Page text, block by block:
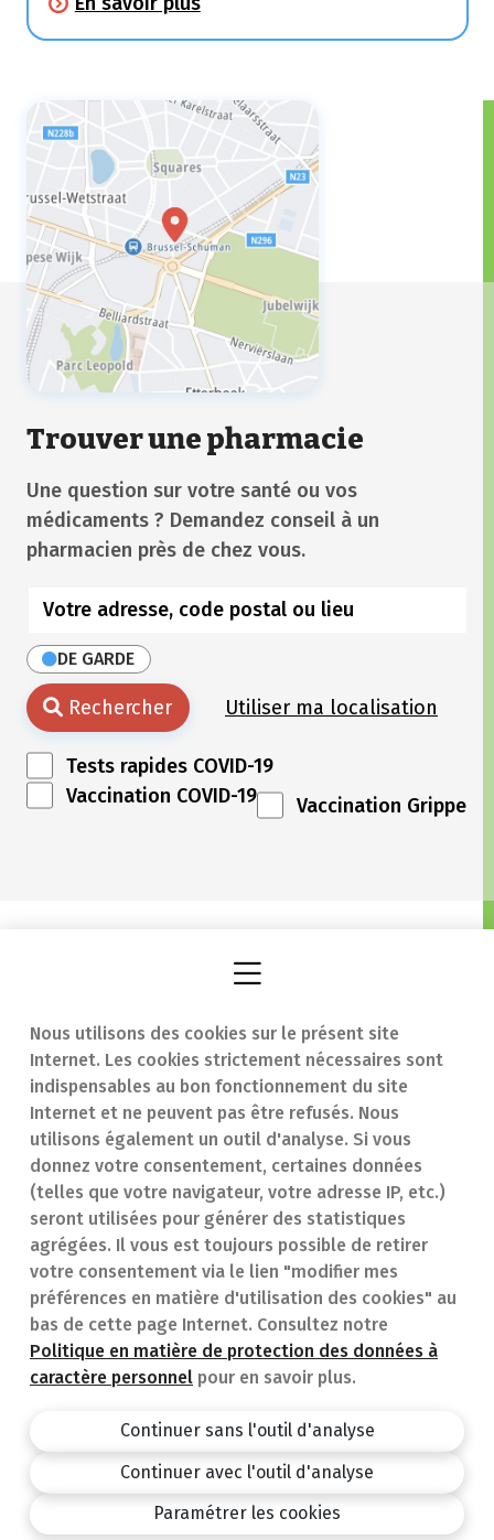
Nous utilisons des cookies sur le présent site
Internet. Les cookies strictement nécessaires sont
indispensables au bon fonctionnement du site
Internet et ne peuvent pas être refusés. Nous
utilisons également un outil d'analyse. Si vous
donnez votre consentement, certaines données
(telles que votre navigateur, votre adresse IP, etc.)
seront utilisées pour générer des statistiques
agrégées. Il vous est toujours possible de retirer
votre consentement via le lien "modifier mes
préférences en matière d'utilisation des cookies" au
bas de cette page Internet. Consultez notre
Politique en matière de protection des données à
caractère personnel pour en savoir plus.
Continuer sans l'outil d'analyse
Continuer avec l'outil d'analyse
Paramétrer les cookies
niveau des muqueuses du nez
(éternuements, écoulement nasal,
yeux (rougeurs, démangeaisons et
larmes).
Trouver une pharmacie
Une question sur votre santé ou vos
médicaments ? Demandez conseil à un
pharmacien près de chez vous.
DE GARDE
Rechercher Utiliser ma localisation
Tests rapides COVID-19
Vaccination COVID-19
Vaccination Grippe
Trouver une
pharmacie
Notre expertise
Maladies
Médicaments
En cas d'urgence
Contact
Questions
fréquentes (FAQ)
Pharmacie.be
Privacy policy
Conditions générales
design by